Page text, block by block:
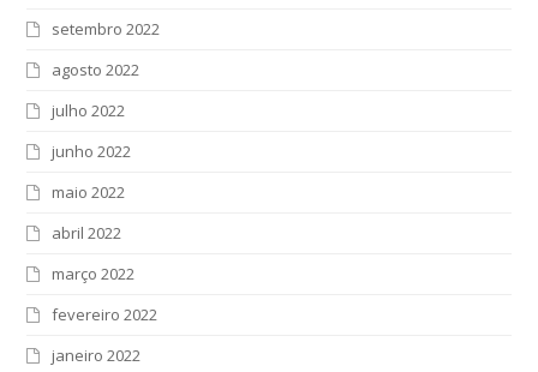
setembro 2022
agosto 2022
julho 2022
junho 2022
maio 2022
abril 2022
março 2022
fevereiro 2022
janeiro 2022